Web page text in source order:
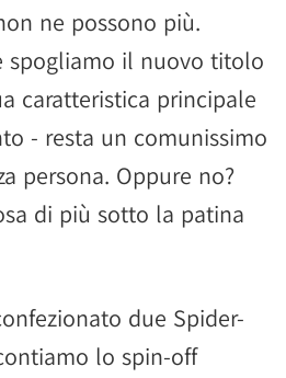
ne possono più.
spogliamo il nuovo titolo
caratteristica principale
- resta un comunissimo
persona. Oppure no?
di più sotto la patina
due Spider-
lo spin-off